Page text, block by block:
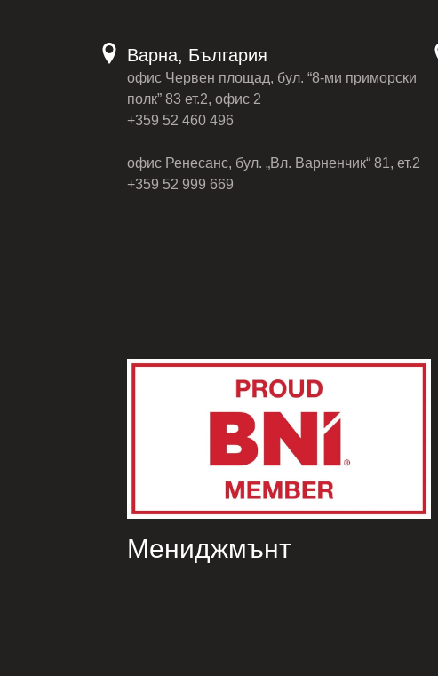
Варна, България
офис Червен площад, бул. “8-ми приморски
полк” 83 ет.2, офис 2
+359 52 460 496
офис Ренесанс, бул. „Вл. Варненчик“ 81, ет.2
+359 52 999 669
Мениджмънт